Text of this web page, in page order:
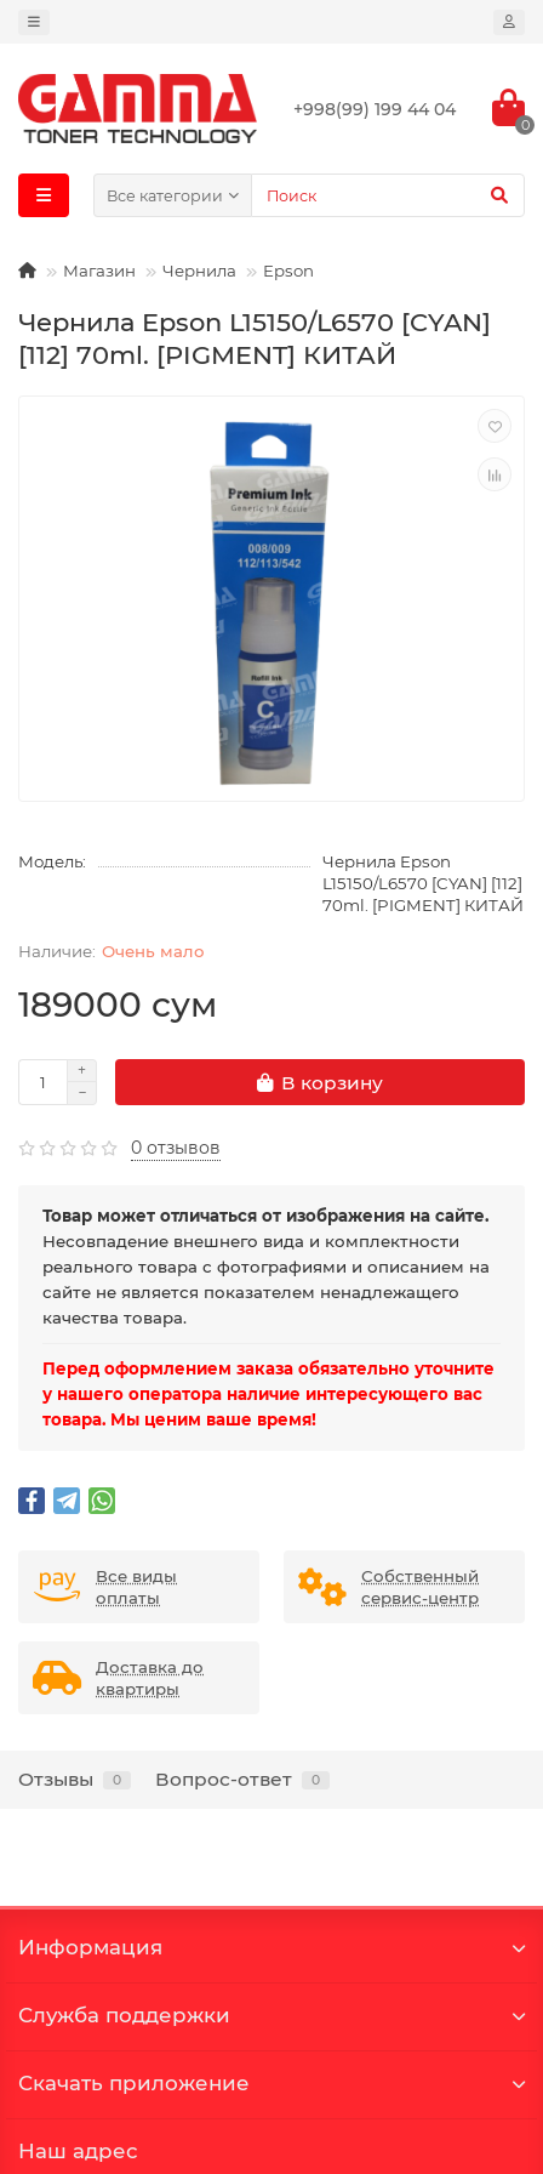
+998(99) 199 44 04
0
Все категории
Магазин Чернила Epson
Чернила Epson L15150/L6570 [CYAN]
[112] 70ml. [PIGMENT] КИТАЙ
Модель:
Чернила Epson
L15150/L6570 [CYAN] [112]
70ml. [PIGMENT] КИТАЙ
Очень мало
189000 сум
В корзину
0 отзывов
Товар может отличаться от изображения на сайте.
Несовпадение внешнего вида и комплектности
реального товара с фотографиями и описанием на
сайте не является показателем ненадлежащего
качества товара.
Перед оформлением заказа обязательно уточните
у нашего оператора наличие интересующего вас
товара. Мы ценим ваше время!
Все виды
оплаты
Собственный
сервис-центр
Доставка до
квартиры
Отзывы 0 Вопрос-ответ 0
Информация
Служба поддержки
Скачать приложение
Наш адрес